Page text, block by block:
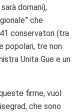
domani),
che
conservatori (tra
popolari, tre non
Unita Gue e un
firme, vuol
che sono